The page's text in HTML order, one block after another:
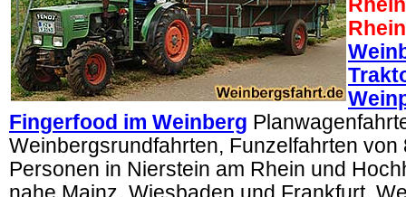
Fingerfood im Weinberg
Weinbergsrundfahrten, Funzelfahrten von
Personen in Nierstein am Rhein und